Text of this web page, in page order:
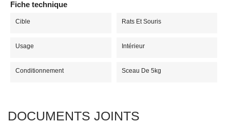
Fiche technique
Cible Rats Et Souris
Usage Intérieur
Conditionnement Sceau De 5kg
DOCUMENTS JOINTS